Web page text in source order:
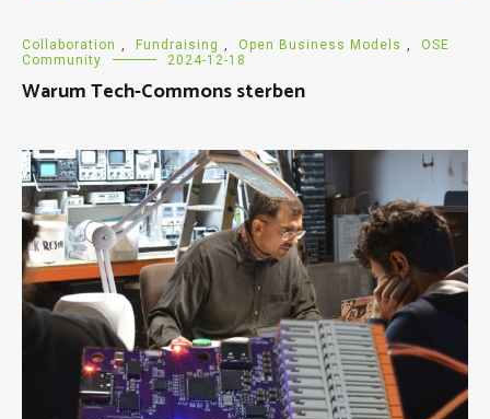
Collaboration Fundraising Open Business Models
OSE
Community
2024-12-18
Warum Tech-Commons sterben